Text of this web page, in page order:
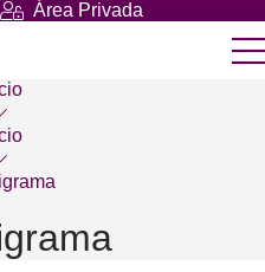
Área Privada